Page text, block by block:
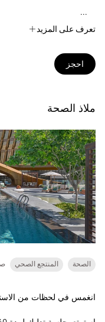
...
تعرف على المزيد
احجز
ملاذ الصحة
الصحة المنتجع الصحي 8
انغمس في لحظات من